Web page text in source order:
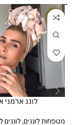
-20%
לונג ארמני
מטפחות לונגים,לונגים